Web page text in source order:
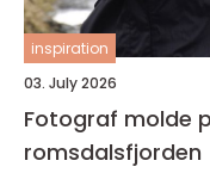
inspiration
03. July 2026
Fotograf molde profesjonell bildekunst ved
romsdalsfjorden